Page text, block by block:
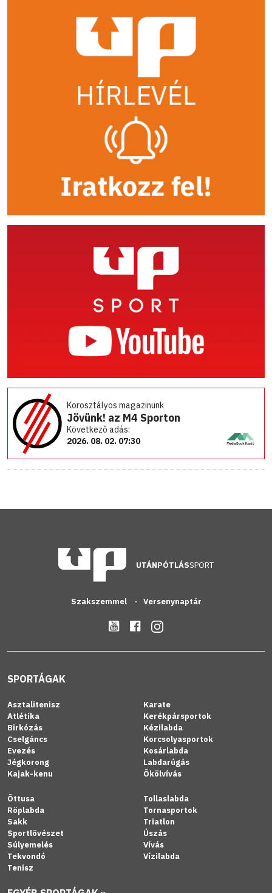
Korosztályos magazinunk
Jövünk! az M4 Sporton
Következő adás:
2026. 08. 02. 07:30
UTÁNPÓTLÁSSPORT
Szakszemmel Versenynaptár
SPORTÁGAK
Asztalitenisz
Atlétika
Birkózás
Cselgáncs
Evezés
Jégkorong
Kajak-kenu
Karate
Kerékpársportok
Kézilabda
Korcsolyasportok
Kosárlabda
Labdarúgás
Ökölvívás
Öttusa
Röplabda
Sakk
Sportlövészet
Súlyemelés
Tekvondó
Tenisz
Tollaslabda
Tornasportok
Triatlon
Úszás
Vívás
Vízilabda